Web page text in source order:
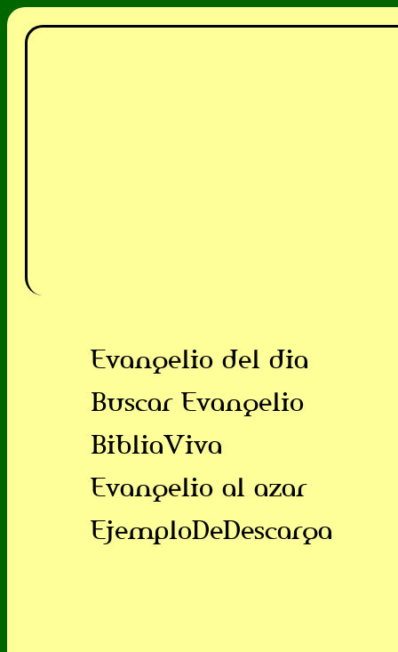
Evangelio del dia
Buscar Evangelio
BibliaViva
Evangelio al azar
EjemploDeDescarga